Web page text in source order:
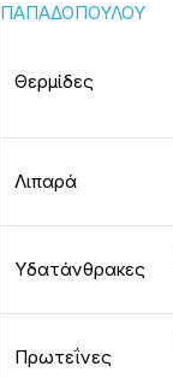
ΠΑΠΑΔΟΠΟΥΛΟΥ
Θερμίδες
Λιπαρά
Υδατάνθρακες
Πρωτεΐνες